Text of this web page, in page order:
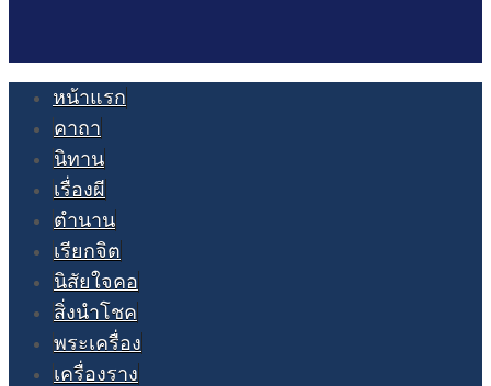
หน้าแรก
คาถา
นิทาน
เรื่องผี
ตำนาน
เรียกจิต
นิสัยใจคอ
สิ่งนำโชค
พระเครื่อง
เครื่องราง